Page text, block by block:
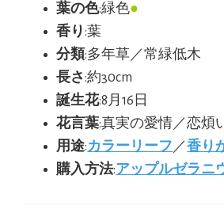
葉の色:緑色●
香り:葉
分類:多年草／常緑低木
長さ:約30cm
誕生花:8月16日
花言葉:真実の愛情／恋煩
用途:カラーリーフ ／香り
購入方法:アップルゼラニ